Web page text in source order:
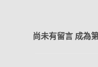
尚未有留言 成為